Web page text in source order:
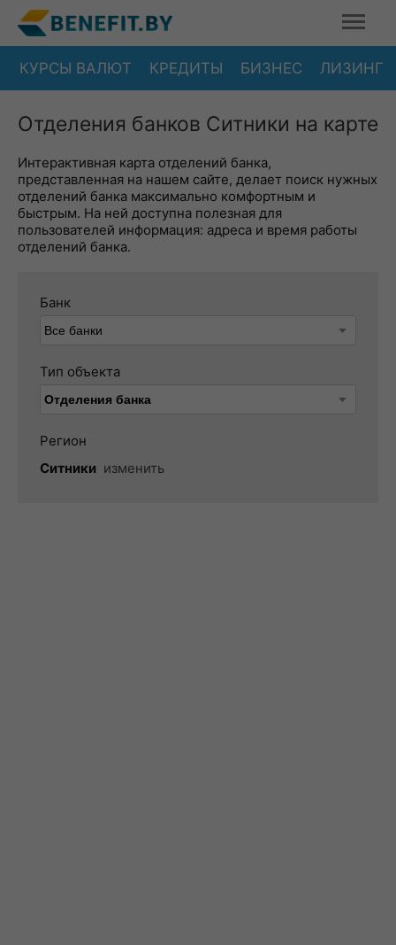
КУРСЫ ВАЛЮТ КРЕДИТЫ БИЗНЕС ЛИЗИНГ
Отделения банков Ситники на карте
Интерактивная карта отделений банка,
представленная на нашем сайте, делает поиск нужных
отделений банка максимально комфортным и
быстрым. На ней доступна полезная для
пользователей информация: адреса и время работы
отделений банка.
Банк
Тип объекта
Регион
Ситники изменить